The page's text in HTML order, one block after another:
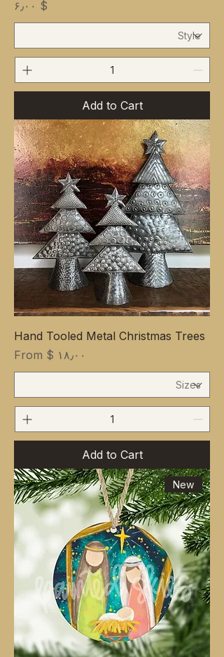
Price
$ ۶٫۰۰
Add to Cart
Hand Tooled Metal Christmas Trees
From $ ۱۸٫۰۰
Sale Price
Add to Cart
New